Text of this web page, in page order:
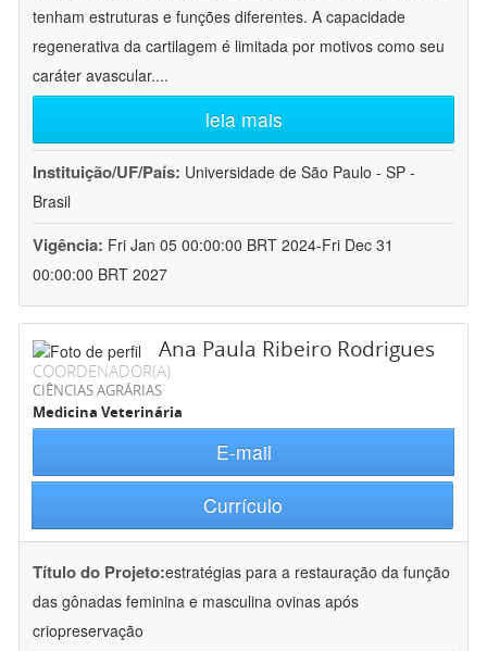
tenham estruturas e funções diferentes. A capacidade
regenerativa da cartilagem é limitada por motivos como seu
caráter avascular....
leia mais
Instituição/UF/País: Universidade de São Paulo - SP -
Brasil
Vigência: Fri Jan 05 00:00:00 BRT 2024-Fri Dec 31
00:00:00 BRT 2027
Ana Paula Ribeiro Rodrigues
COORDENADOR(A)
CIÊNCIAS AGRÁRIAS
Medicina Veterinária
E-mail
Currículo
Título do Projeto:estratégias para a restauração da função
das gônadas feminina e masculina ovinas após
criopreservação